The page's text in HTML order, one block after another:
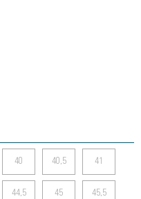
40 40,5 41
44,5 45 45,5